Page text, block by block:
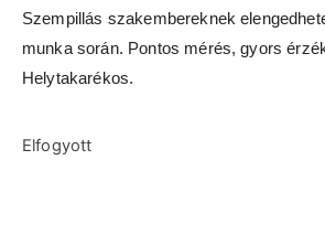
Szempillás szakembereknek
munka során. Pontos mérés, gyors
Helytakarékos.
Elfogyott